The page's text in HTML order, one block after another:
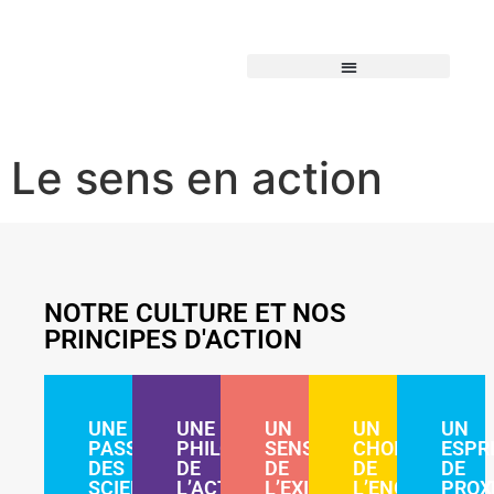
Le sens en action
NOTRE CULTURE ET NOS
PRINCIPES D'ACTION
UNE
PASSION
DES
SCIENCES
UNE
PHILOSOPHE
DE
L’ACTION
UN
SENS
DE
L’EXIGENCE
UN
CHOIX
DE
UN
DE